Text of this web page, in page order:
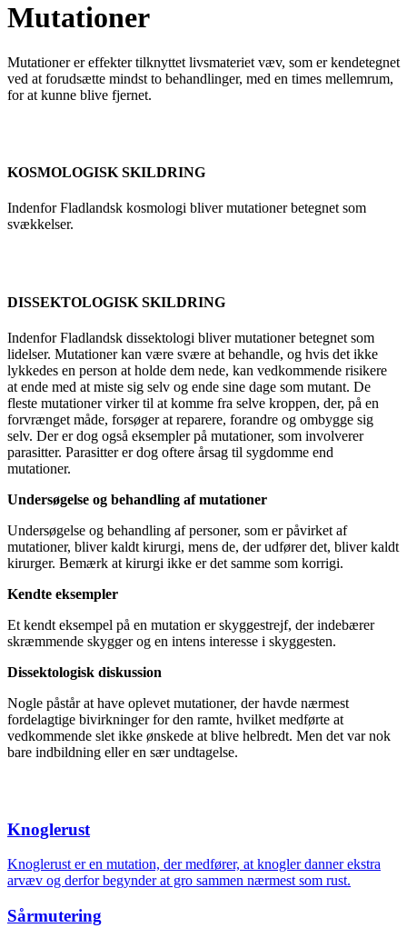
Mutationer
Mutationer er effekter tilknyttet livsmateriet væv, som er kendetegnet
ved at forudsætte mindst to behandlinger, med en times mellemrum,
for at kunne blive fjernet.
KOSMOLOGISK SKILDRING
Indenfor Fladlandsk kosmologi bliver mutationer betegnet som
svækkelser.
DISSEKTOLOGISK SKILDRING
Indenfor Fladlandsk dissektologi bliver mutationer betegnet som
lidelser. Mutationer kan være svære at behandle, og hvis det ikke
lykkedes en person at holde dem nede, kan vedkommende risikere
at ende med at miste sig selv og ende sine dage som mutant. De
fleste mutationer virker til at komme fra selve kroppen, der, på en
forvrænget måde, forsøger at reparere, forandre og ombygge sig
selv. Der er dog også eksempler på mutationer, som involverer
parasitter. Parasitter er dog oftere årsag til sygdomme end
mutationer.
Undersøgelse og behandling af mutationer
Undersøgelse og behandling af personer, som er påvirket af
mutationer, bliver kaldt kirurgi, mens de, der udfører det, bliver kaldt
kirurger. Bemærk at kirurgi ikke er det samme som korrigi.
Kendte eksempler
Et kendt eksempel på en mutation er skyggestrejf, der indebærer
skræmmende skygger og en intens interesse i skyggesten.
Dissektologisk diskussion
Nogle påstår at have oplevet mutationer, der havde nærmest
fordelagtige bivirkninger for den ramte, hvilket medførte at
vedkommende slet ikke ønskede at blive helbredt. Men det var nok
bare indbildning eller en sær undtagelse.
Knoglerust
Knoglerust er en mutation, der medfører, at knogler danner ekstra
arvæv og derfor begynder at gro sammen nærmest som rust.
Sårmutering